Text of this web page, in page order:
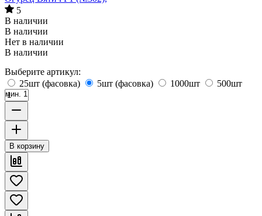
5
В наличии
В наличии
Нет в наличии
В наличии
Выберите артикул:
25шт (фасовка)
5шт (фасовка) 1000шт 500шт
мин. 1
В корзину